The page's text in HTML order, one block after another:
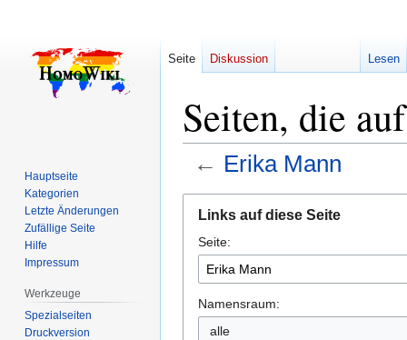
Seiten, die
← Erika Mann
Navigation
springen
Suche
springen
Links auf diese Seite
Seite:
Namensraum:
alle
Seite Diskussion Lesen
Hauptseite
Kategorien
Letzte Änderungen
Zufällige Seite
Hilfe
Impressum
Werkzeuge
Spezialseiten
Druckversion